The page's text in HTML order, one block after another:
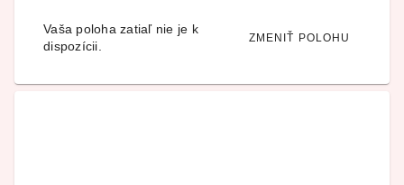
Vaša poloha zatiaľ nie je k
dispozícii.
ZMENIŤ POLOHU